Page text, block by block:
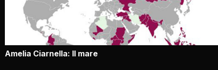
Amelia Ciarnella: Il mare